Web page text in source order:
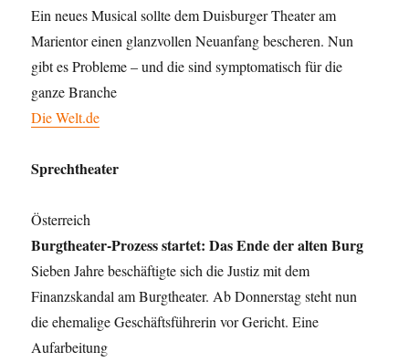
Ein neues Musical sollte dem Duisburger Theater am
Marientor einen glanzvollen Neuanfang bescheren. Nun
gibt es Probleme – und die sind symptomatisch für die
ganze Branche
Die Welt.de
Sprechtheater
Österreich
Burgtheater-Prozess startet: Das Ende der alten Burg
Sieben Jahre beschäftigte sich die Justiz mit dem
Finanzskandal am Burgtheater. Ab Donnerstag steht nun
die ehemalige Geschäftsführerin vor Gericht. Eine
Aufarbeitung